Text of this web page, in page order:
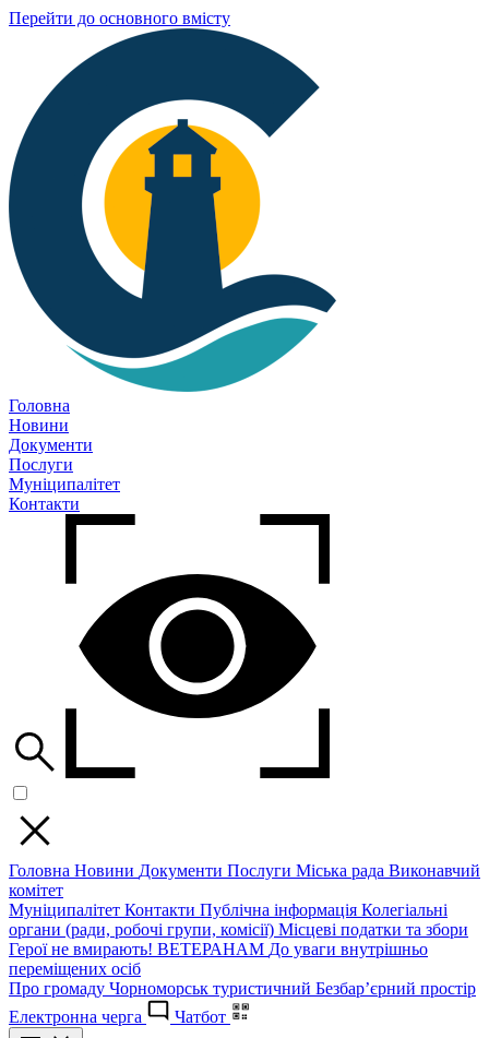
Перейти до основного вмісту
Головна
Новини
Документи
Послуги
Муніципалітет
Контакти
Головна Новини Документи Послуги Міська рада Виконавчий
комітет
Муніципалітет Контакти Публічна інформація Колегіальні
органи (ради, робочі групи, комісії) Місцеві податки та збори
Герої не вмирають! ВЕТЕРАНАМ До уваги внутрішньо
переміщених осіб
Про громаду Чорноморськ туристичний Безбар’єрний простір
Електронна черга
Чатбот